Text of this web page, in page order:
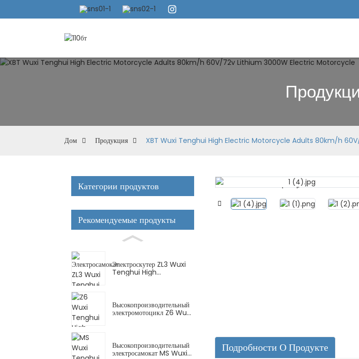
Дом Продукция XBT Wuxi Tenghui High Electric Motorcycle Adults 80km/h
Категории продуктов
Рекомендуемые продукты
Электроскутер ZL3 Wuxi
Tenghui High...
Высокопроизводительный
электромотоцикл Z6 Wuxi
Высокопроизводительный
электросамокат MS Wuxi
Loading...
Loading... Loading...
Loading...
Подробности О Продукте